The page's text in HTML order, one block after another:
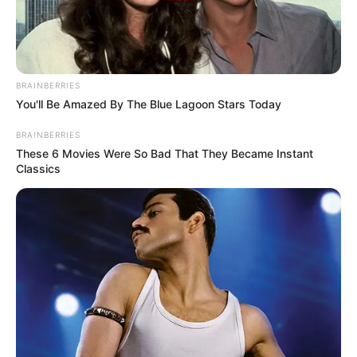
Denuncias Antioquia
Accidente en Hidroituango
Verónica Gómez Perea
Febrero 21, 2023
BRAINBERRIES
You'll Be Amazed By The Blue Lagoon Stars Today
BRAINBERRIES
These 6 Movies Were So Bad That They Became Instant
Classics